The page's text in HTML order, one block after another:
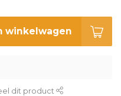
winkelwagen
dit product